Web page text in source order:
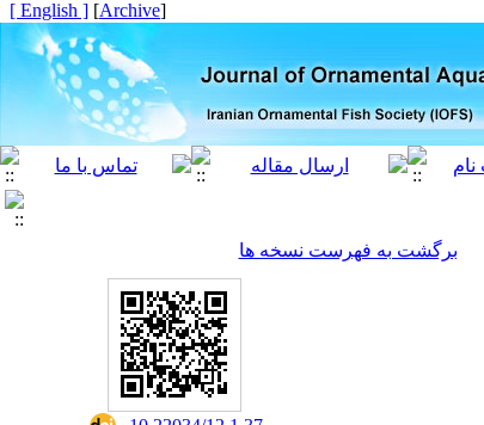
[
Archive
]
[ English ]
برگشت به فهرست نسخه ها